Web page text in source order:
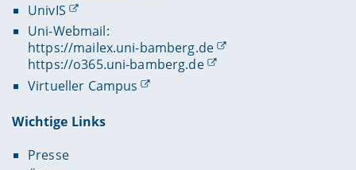
UnivIS
Uni-Webmail:
https://mailex.uni-bamberg.de
https://o365.uni-bamberg.de
Virtueller Campus
Wichtige Links
Presse